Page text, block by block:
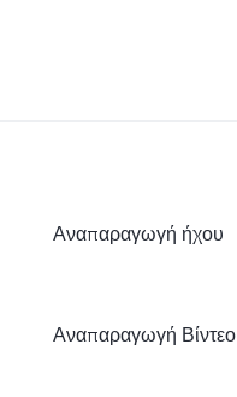
Αναπαραγωγή ήχου
Αναπαραγωγή Βίντεο